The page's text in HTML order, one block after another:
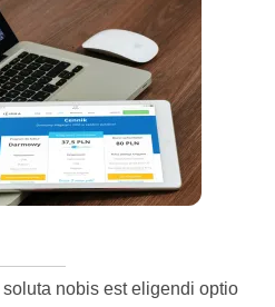
nobis est eligendi optio